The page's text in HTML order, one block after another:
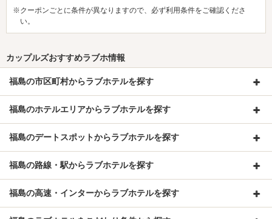
※クーポンごとに条件が異なりますので、必ず利用条件をご確認くださ
い。
カップルズおすすめラブホ情報
福島の市区町村からラブホテルを探す
福島のホテルエリアからラブホテルを探す
福島のデートスポットからラブホテルを探す
福島の路線・駅からラブホテルを探す
福島の高速・インターからラブホテルを探す